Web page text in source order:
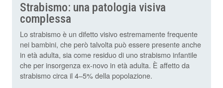
Strabismo: una patologia visiva
complessa
Lo strabismo è un difetto visivo estremamente frequente
nei bambini, che però talvolta può essere presente anche
in età adulta, sia come residuo di uno strabismo infantile
che per insorgenza ex-novo in età adulta. È affetto da
strabismo circa il 4–5% della popolazione.